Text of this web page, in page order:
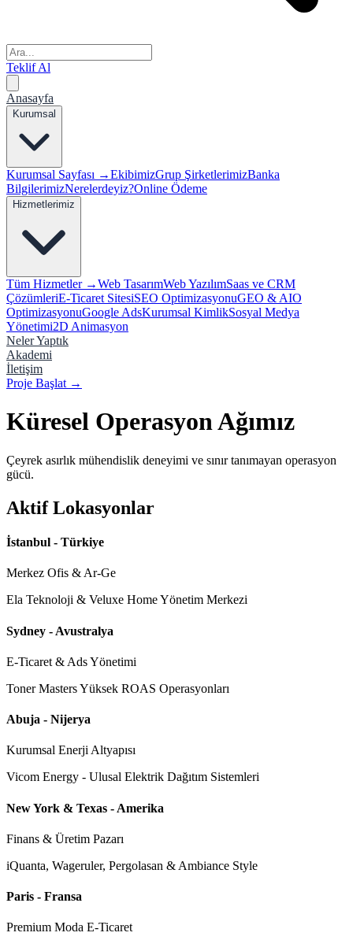
Teklif Al
Anasayfa
Kurumsal
Kurumsal Sayfası →EkibimizGrup ŞirketlerimizBanka
BilgilerimizNerelerdeyiz?Online Ödeme
Hizmetlerimiz
Tüm Hizmetler →Web TasarımWeb YazılımSaas ve CRM
ÇözümleriE-Ticaret SitesiSEO OptimizasyonuGEO & AIO
OptimizasyonuGoogle AdsKurumsal KimlikSosyal Medya
Yönetimi2D Animasyon
Neler Yaptık
Akademi
İletişim
Proje Başlat →
Küresel Operasyon Ağımız
Çeyrek asırlık mühendislik deneyimi ve sınır tanımayan operasyon
gücü.
Aktif Lokasyonlar
İstanbul - Türkiye
Merkez Ofis & Ar-Ge
Ela Teknoloji & Veluxe Home Yönetim Merkezi
Sydney - Avustralya
E-Ticaret & Ads Yönetimi
Toner Masters Yüksek ROAS Operasyonları
Abuja - Nijerya
Kurumsal Enerji Altyapısı
Vicom Energy - Ulusal Elektrik Dağıtım Sistemleri
New York & Texas - Amerika
Finans & Üretim Pazarı
iQuanta, Wageruler, Pergolasan & Ambiance Style
Paris - Fransa
Premium Moda E-Ticaret